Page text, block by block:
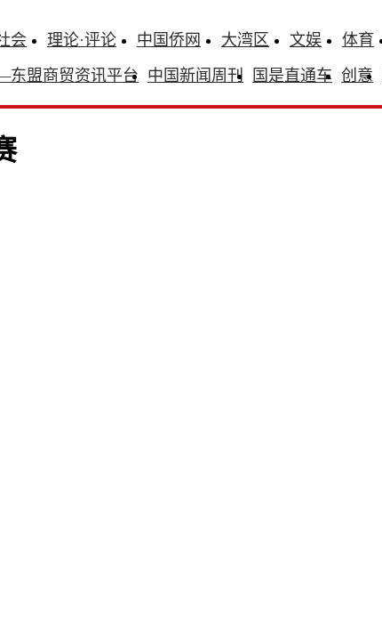
会 理论·评论 中国侨网 大湾区 文娱 体育
东盟商贸资讯平台 中国新闻周刊 国是直通车 创意